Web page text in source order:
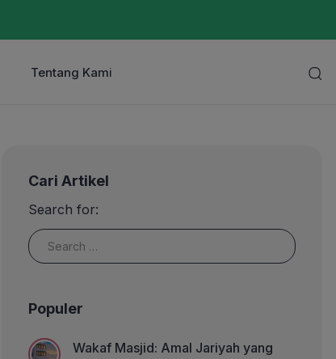
Tentang Kami
Cari Artikel
Search for:
Populer
Wakaf Masjid: Amal Jariyah yang